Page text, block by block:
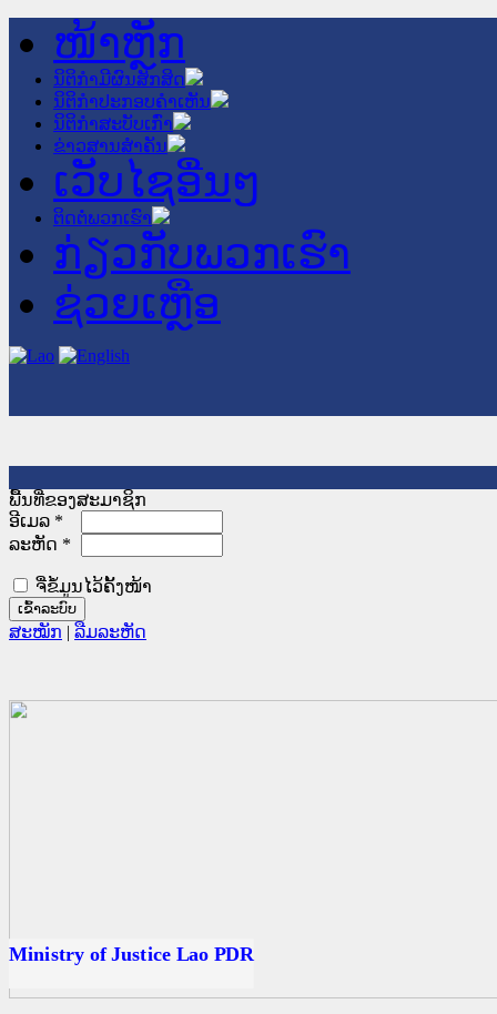
ໜ້າຫຼັກ
ນິຕິກໍາມີຜົນສັກສິດ
ນິຕິກໍາປະກອບຄໍາເຫັນ
ນິຕິກໍາສະບັບເກົ່າ
ຂ່າວສານສໍາຄັນ
ເວັບໄຊອື່ນໆ
ຕິດຕໍ່ພວກເຮົາ
ກ່ຽວກັບພວກເຮົາ
ຊ່ວຍເຫຼືອ
ພື້ນທີ່ຂອງສະມາຊິກ
ອີເມລ *
ລະຫັດ *
ຈື່ຂໍ້ມູນໄວ້ຄັ້ງໜ້າ
ສະໝັກ | ລືມລະຫັດ
Ministry of Justice Lao PDR